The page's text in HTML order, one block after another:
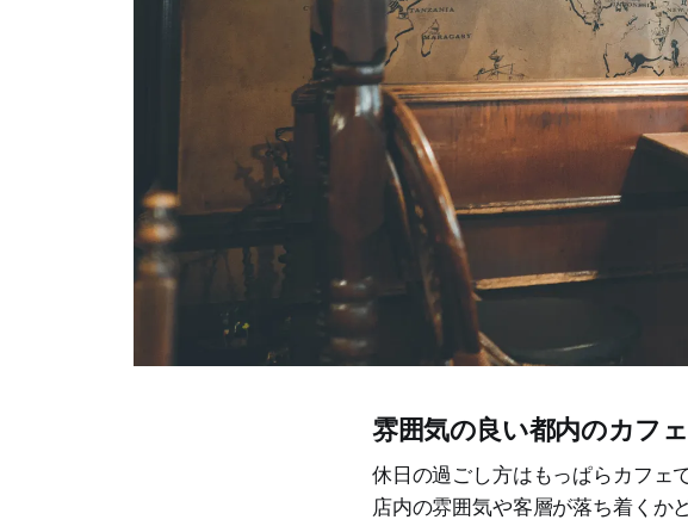
雰囲気の良い都内のカフ
休日の過ごし方はもっぱらカフェ
店内の雰囲気や客層が落ち着くか